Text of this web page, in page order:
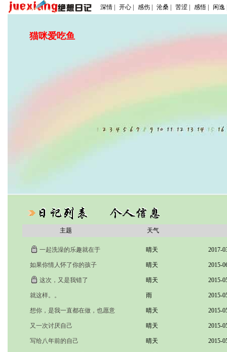
深情 | 开心 | 感伤 | 沧桑 | 苦涩 | 感悟 | 闲逸 |
猫咪爱吃鱼
主题 天气
一起洗澡的乐趣就在于 晴天 2017-
如果你情人怀了你的孩子 晴天 2015-
这次，又是我错了 晴天 2015-
就这样。。 雨 2015-
想你，是我一直都在做，也愿意
做的事。
晴天 2015-
又一次讨厌自己 晴天 2015-
写给八年前的自己 晴天 2015-